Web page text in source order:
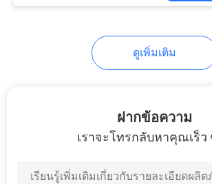
ดูเพิ่มเติม
ฝากข้อความ
เราจะโทรกลับหาคุณเร็ว